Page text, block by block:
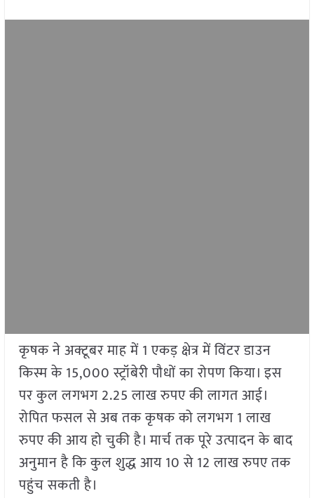
कृषक ने अक्टूबर माह में 1 एकड़ क्षेत्र में विंटर डाउन
किस्म के 15,000 स्ट्रॉबेरी पौधों का रोपण किया। इस
पर कुल लगभग 2.25 लाख रुपए की लागत आई।
रोपित फसल से अब तक कृषक को लगभग 1 लाख
रुपए की आय हो चुकी है। मार्च तक पूरे उत्पादन के बाद
अनुमान है कि कुल शुद्ध आय 10 से 12 लाख रुपए तक
पहुंच सकती है।